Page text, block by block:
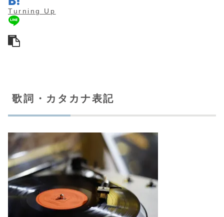
Turning Up
歌詞・カタカナ表記